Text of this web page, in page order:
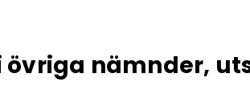
övriga nämnder,